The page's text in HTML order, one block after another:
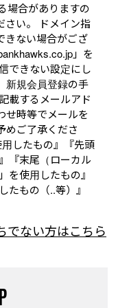
場合がありますの
さい。 ドメイン指
きない場合がござ
」を
できない設定にし
新規会員登録の手
載するメールアド
せ時等でメールを
めご了承くださ
したもの』『先頭
『末尾（ローカル
を使用したもの』
たもの（..等）』
でない方はこちら